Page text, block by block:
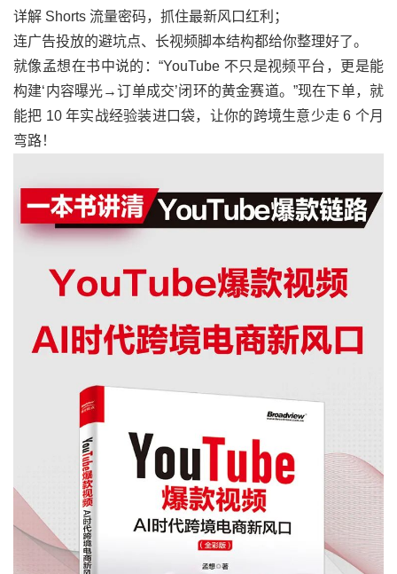
详解 Shorts 流量密码，抓住最新风口红利；
连广告投放的避坑点、长视频脚本结构都给你整理好了。
就像孟想在书中说的：“YouTube 不只是视频平台，更是能
构建‘内容曝光→订单成交’闭环的黄金赛道。”现在下单，就
能把 10 年实战经验装进口袋，让你的跨境生意少走 6 个月
弯路！